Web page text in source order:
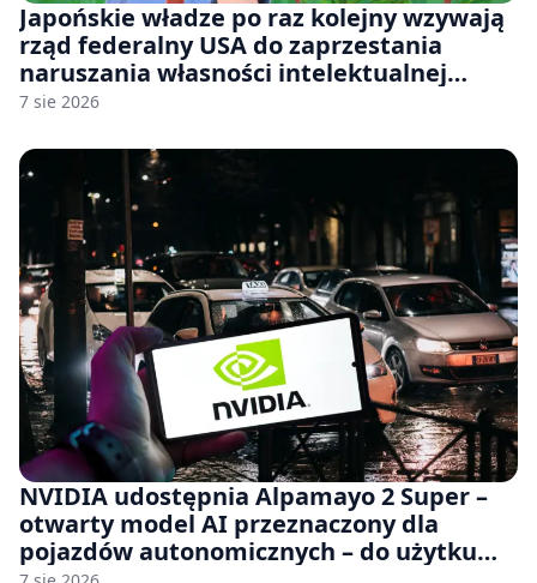
Japońskie władze po raz kolejny wzywają
rząd federalny USA do zaprzestania
naruszania własności intelektualnej
japońskich gier i anime
7 sie 2026
NVIDIA udostępnia Alpamayo 2 Super –
otwarty model AI przeznaczony dla
pojazdów autonomicznych – do użytku